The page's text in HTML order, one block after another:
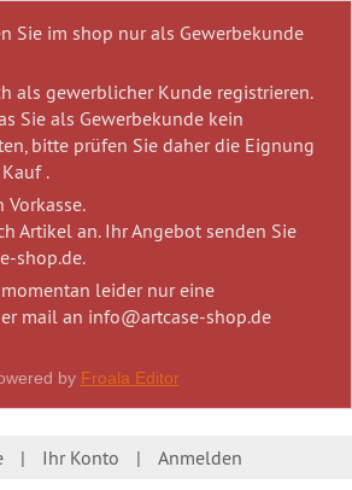
Sie im shop nur als Gewerbekunde
als gewerblicher Kunde registrieren.
Sie als Gewerbekunde kein
bitte prüfen Sie daher die Eignung
.
Artikel an. Ihr Angebot senden Sie
shop.de.
leider nur eine
mail an info@artcase-shop.de
by Froala Editor
Ihr Konto Anmelden